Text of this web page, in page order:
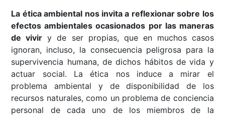
La ética ambiental nos invita a reflexionar sobre los
efectos ambientales ocasionados por las maneras
de vivir y de ser propias, que en muchos casos
ignoran, incluso, la consecuencia peligrosa para la
supervivencia humana, de dichos hábitos de vida y
actuar social. La ética nos induce a mirar el
problema ambiental y de disponibilidad de los
recursos naturales, como un problema de conciencia
personal de cada uno de los miembros de la